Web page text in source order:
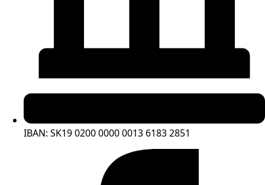
IBAN: SK19 0200 0000 0013 6183 2851